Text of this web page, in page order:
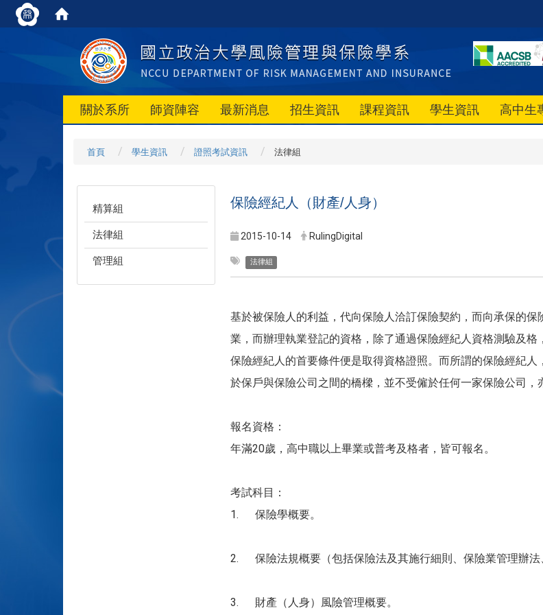
關於系所 師資陣容 最新消息 招生資訊 課程資訊 學生資訊 高中生
首頁 學生資訊 證照考試資訊 法律組
精算組
法律組
管理組
保險經紀人（財產/人身）
2015-10-14 RulingDigital
法律組
基於被保險人的利益，代向保險人洽訂保險契約，而向承保的
業，而辦理執業登記的資格，除了通過保險經紀人資格測驗及
保險經紀人的首要條件便是取得資格證照。而所謂的保險經紀
於保戶與保險公司之間的橋樑，並不受僱於任何一家保險公司，
報名資格：
年滿20歲，高中職以上畢業或普考及格者，皆可報名。
考試科目：
1. 保險學概要。
2. 保險法規概要（包括保險法及其施行細則、保險業管理辦法
3. 財產（人身）風險管理概要。